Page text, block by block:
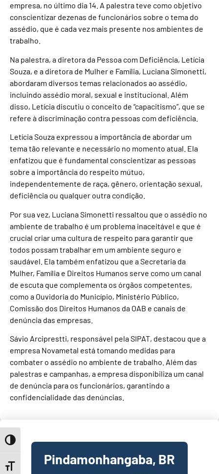
Toggle High Contrast
Toggle Font size
empresa, no último dia 14. A palestra teve como objetivo
conscientizar dezenas de funcionários sobre o tema do
assédio, que é cada vez mais presente nos ambientes de
trabalho.
Na palestra, a diretora da Pessoa com Deficiência, Letícia
Souza, e a diretora de Mulher e Família, Luciana Simonetti,
abordaram diversos temas relacionados ao assédio,
incluindo assédio moral, sexual e institucional. Além
disso, Letícia discutiu o conceito de “capacitismo”, que se
refere à discriminação contra pessoas com deficiência.
Letícia Souza expressou a importância de abordar um
tema tão relevante e necessário no momento atual. Ela
enfatizou que é fundamental conscientizar as pessoas
sobre a importância do respeito mútuo,
independentemente de raça, gênero, orientação sexual,
deficiência ou qualquer outra condição.
Por sua vez, Luciana Simonetti ressaltou que o assédio no
ambiente de trabalho é um problema inaceitável e que é
crucial criar uma cultura de respeito para garantir que
todos possam trabalhar em um ambiente seguro e
saudável. Ela também enfatizou que a Secretaria da
Mulher, Família e Direitos Humanos serve como um canal
de escuta que complementa os órgãos competentes,
como a Ouvidoria do Município, Ministério Público,
Comissão dos Direitos Humanos da OAB e canais de
denúncia das empresas.
Sávio Arciprestti, responsável pela SIPAT, destacou que a
empresa Novametal está tomando medidas para
combater o assédio no ambiente de trabalho. Além das
palestras e campanhas, a empresa disponibiliza um canal
de denúncia para os funcionários, garantindo a
confidencialidade das denúncias.
Pindamonhangaba, BR